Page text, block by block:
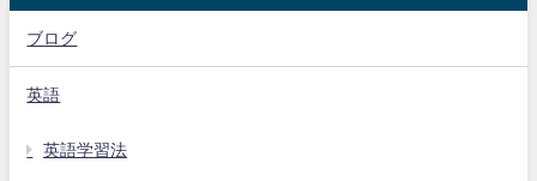
ブログ
英語
英語学習法